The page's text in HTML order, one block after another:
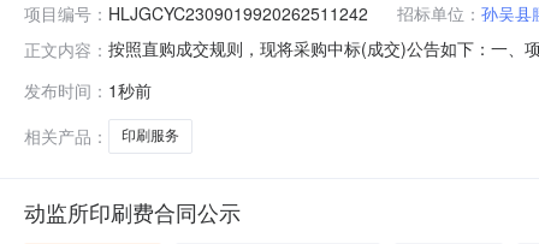
项目编号： HLJGCYC2309019920262511242 招标单位： 孙吴县
正文内容： 按照直购成交规则，现将采购中标(成交)公告如下：一
的类型：服务类名称：两委换届选举采购印刷项目周期
发布时间： 1秒前
相关产品：
印刷服务
动监所印刷费合同公示
HOT
NEW
5折起